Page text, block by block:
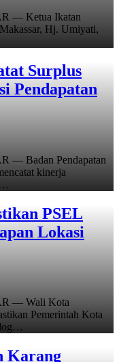
— Ketua Ikatan
Hj. Umiyati,
Surplus
Pendapatan
— Badan Pendapatan
kinerja
PSEL
Lokasi
— Wali Kota
Pemerintah Kota
Karang